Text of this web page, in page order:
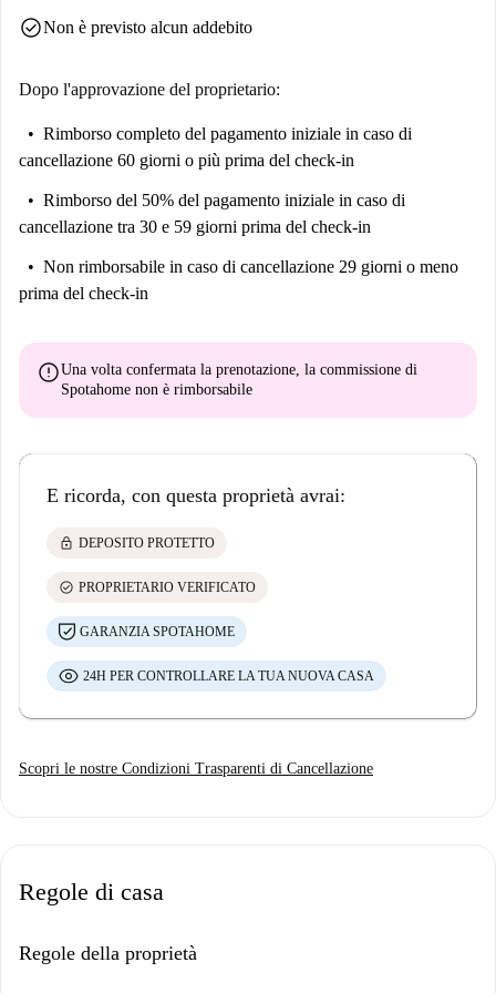
nelle vicinanze, come il Convento de Santa Magdalena e l'Arco de
check_circleNon è previsto alcun addebito
Dopo l'approvazione del proprietario:
Rimborso completo del pagamento iniziale in caso di
cancellazione 60 giorni o più prima del check-in
Rimborso del 50% del pagamento iniziale in caso di
cancellazione tra 30 e 59 giorni prima del check-in
Non rimborsabile in caso di cancellazione 29 giorni o meno
prima del check-in
errorUna volta confermata la prenotazione, la commissione di
Spotahome non è rimborsabile
E ricorda, con questa proprietà avrai:
lock DEPOSITO PROTETTO
check_circle PROPRIETARIO VERIFICATO
GARANZIA SPOTAHOME
24H PER CONTROLLARE LA TUA NUOVA CASA
Scopri le nostre Condizioni Trasparenti di Cancellazione
Regole di casa
Regole della proprietà